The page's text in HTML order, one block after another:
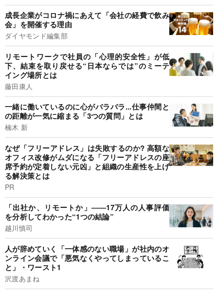
成長企業がコロナ禍にあえて「会社の経費で飲み
会」を開催する理由
ダイヤモンド編集部
リモートワークで社員の「心理的安全性」が低
下、結束を取り戻せる“日本ならでは”のミーテ
イング場所とは
藤田康人
一緒に働いているのに心がバラバラ...仕事仲間と
の距離が一気に縮まる「3つの質問」とは
楠木 新
なぜ「フリーアドレス」は失敗するのか? 高額な
オフィス改修がムダになる「フリーアドレスの座
席予約が定着しない元凶」と組織の生産性を上げ
る解決策とは
PR
「出社か、リモートか」――17万人の人事評価
を分析してわかった“1つの結論”
越川慎司
人が辞めていく「一体感のない職場」が社内のオ
ンライン会議で「悪気なくやってしまっているこ
と」・ワースト1
沢渡あまね